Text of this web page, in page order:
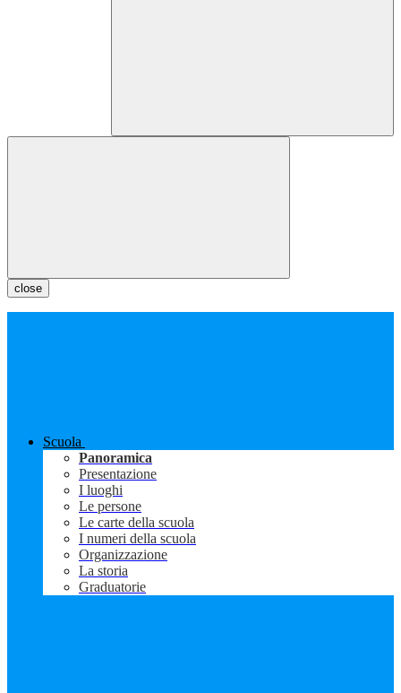
close
Scuola
Panoramica
Presentazione
I luoghi
Le persone
Le carte della scuola
I numeri della scuola
Organizzazione
La storia
Graduatorie